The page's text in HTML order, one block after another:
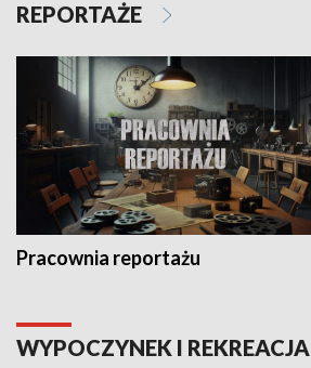
REPORTAŻE
Pracownia reportażu
WYPOCZYNEK I REKREACJA